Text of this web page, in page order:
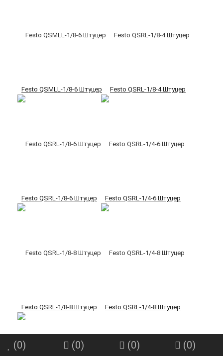
Festo QSMLL-1/8-6 Штуцер Festo QSRL-1/8-4 Штуцер
Festo QSRL-1/8-6 Штуцер Festo QSRL-1/4-6 Штуцер
Festo QSRL-1/8-8 Штуцер Festo QSRL-1/4-8 Штуцер
(0) (0) (0) (0)